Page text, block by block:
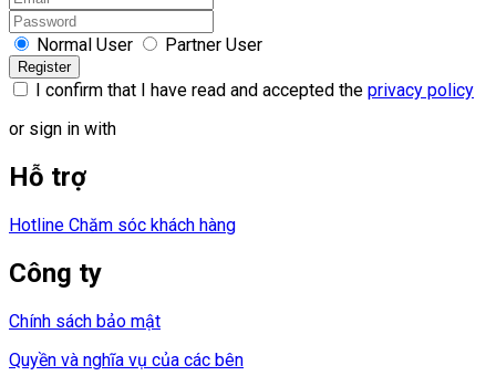
Normal User Partner User
I confirm that I have read and accepted the privacy policy
or sign in with
Hỗ trợ
Hotline Chăm sóc khách hàng
Công ty
Chính sách bảo mật
Quyền và nghĩa vụ của các bên